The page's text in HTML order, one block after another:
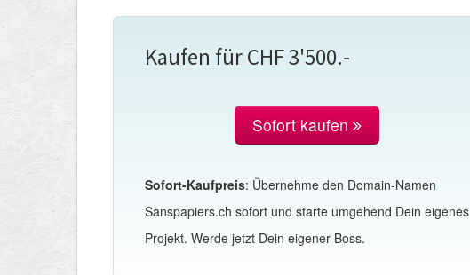
Kaufen für CHF 3'500.-
Sofort kaufen
Sofort-Kaufpreis: Übernehme den Domain-Namen
Sanspapiers.ch sofort und starte umgehend Dein eigenes
Projekt. Werde jetzt Dein eigener Boss.